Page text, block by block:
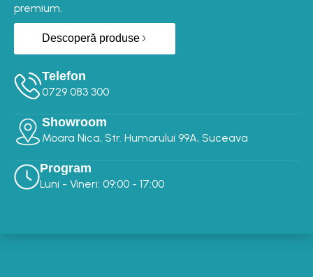
premium.
Descoperă produse
Telefon
0729 083 300‬‬
Showroom
Moara Nica, Str. Humorului 99A, Suceava
Program
Luni - Vineri: 09:00 - 17:00